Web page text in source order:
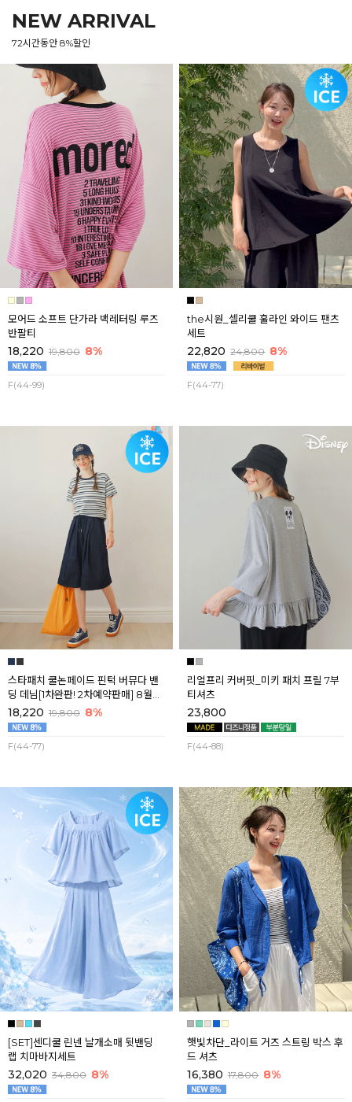
NEW ARRIVAL
72시간동안 8%할인
모어드 소프트 단가라 백레터링 루즈
반팔티
18,220 19,800 8%
F(44-99)
the시원_셀리쿨 훌라인 와이드 팬츠
세트
22,820 24,800 8%
F(44-77)
스타패치 쿨논페이드 핀턱 버뮤다 밴
딩 데님[1차완판! 2차예약판매] 8월셋
째주 순차배송
18,220 19,800 8%
F(44-77)
리얼프리 커버핏_미키 패치 프릴 7부
티셔츠
23,800
F(44-88)
[SET]센디쿨 린넨 날개소매 뒷밴딩
랩 치마바지세트
32,020 34,800 8%
햇빛차단_라이트 거즈 스트링 박스 후
드 셔츠
16,380 17,800 8%